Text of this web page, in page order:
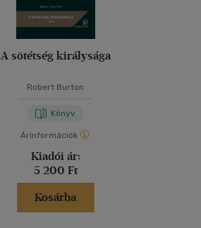
A sötétség királysága
Robert Burton
Könyv
Árinformációk
Kiadói ár:
5 200 Ft
Kosárba